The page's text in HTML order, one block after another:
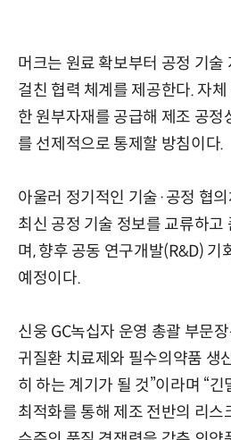
머크는 원료 확보부터 공정 기술
걸친 협력 체계를 제공한다. 자
한 원부자재를 공급해 제조 공정
를 선제적으로 통제할 방침이다.
아울러 정기적인 기술·공정 협
최신 공정 기술 정보를 교류하고
며, 향후 공동 연구개발(R&D) 기
예정이다.
신웅 GC녹십자 운영 총괄 부문
귀질환 치료제와 필수의약품 생
히 하는 계기가 될 것”이라며 “
최적화를 통해 제조 전반의 리스